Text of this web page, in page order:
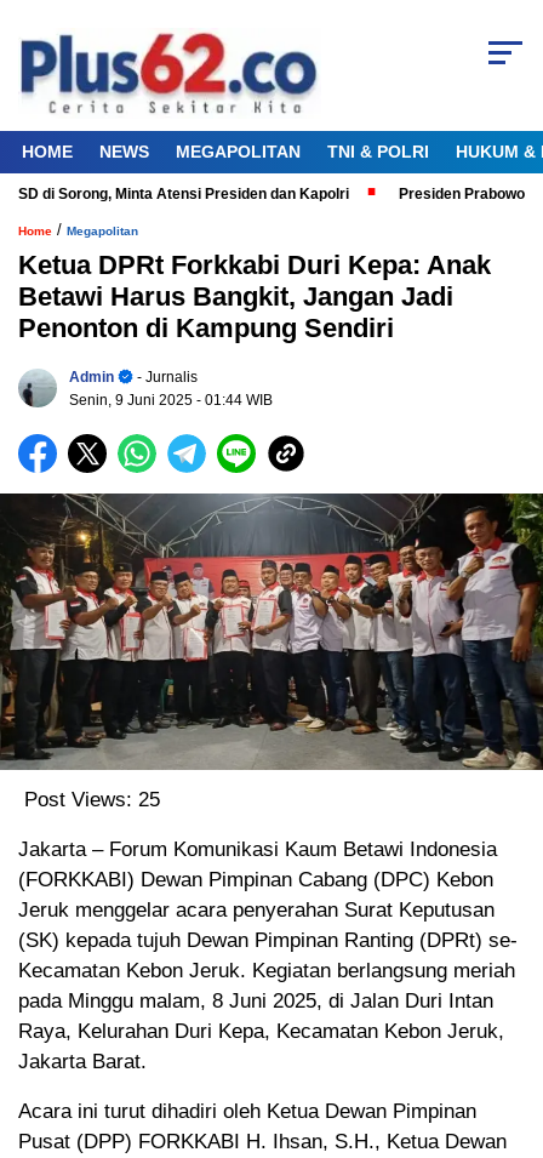
HOME NEWS MEGAPOLITAN TNI & POLRI HUKUM &
di Sorong, Minta Atensi Presiden dan Kapolri Presiden Prabowo
Home / Megapolitan
Ketua DPRt Forkkabi Duri Kepa: Anak
Betawi Harus Bangkit, Jangan Jadi
Penonton di Kampung Sendiri
Admin
- Jurnalis
Senin, 9 Juni 2025 - 01:44 WIB
Post Views: 25
Jakarta – Forum Komunikasi Kaum Betawi Indonesia
(FORKKABI) Dewan Pimpinan Cabang (DPC) Kebon
Jeruk menggelar acara penyerahan Surat Keputusan
(SK) kepada tujuh Dewan Pimpinan Ranting (DPRt) se-
Kecamatan Kebon Jeruk. Kegiatan berlangsung meriah
pada Minggu malam, 8 Juni 2025, di Jalan Duri Intan
Raya, Kelurahan Duri Kepa, Kecamatan Kebon Jeruk,
Jakarta Barat.
Acara ini turut dihadiri oleh Ketua Dewan Pimpinan
Pusat (DPP) FORKKABI H. Ihsan, S.H., Ketua Dewan